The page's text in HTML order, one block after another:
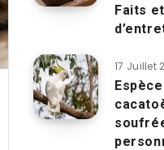
Faits
17 Juillet